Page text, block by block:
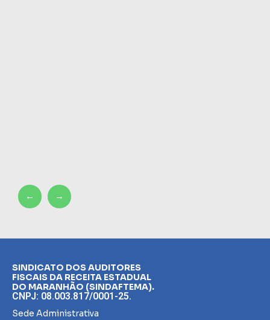
← →
SINDICATO DOS AUDITORES
FISCAIS DA RECEITA ESTADUAL
DO MARANHÃO (SINDAFTEMA).
CNPJ: 08.003.817/0001-25.
Sede Administrativa